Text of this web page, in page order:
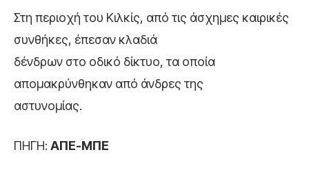
Στη περιοχή του Κιλκίς, από τις άσχημες καιρικές
συνθήκες, έπεσαν κλαδιά
δένδρων στο οδικό δίκτυο, τα οποία
απομακρύνθηκαν από άνδρες της
αστυνομίας.
ΠΗΓΗ: ΑΠΕ-ΜΠΕ